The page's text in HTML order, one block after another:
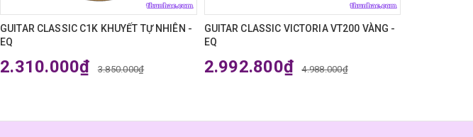
GUITAR CLASSIC C1K KHUYẾT TỰ NHIÊN -
EQ
2.310.000₫ 3.850.000₫
GUITAR CLASSIC VICTORIA VT200 VÀNG -
EQ
2.992.800₫ 4.988.000₫